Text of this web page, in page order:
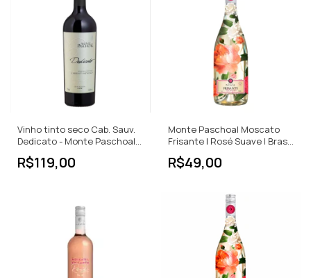
Vinho tinto seco Cab. Sauv.
Dedicato - Monte Paschoal
750ml
R$119,00
Monte Paschoal Moscato
Frisante | Rosé Suave | Brasil
| 750ml
R$49,00